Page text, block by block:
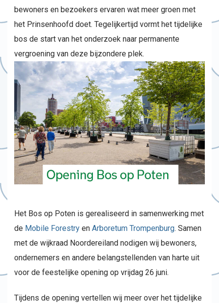
bewoners en bezoekers ervaren wat meer groen met
het Prinsenhoofd doet. Tegelijkertijd vormt het tijdelijke
bos de start van het onderzoek naar permanente
vergroening van deze bijzondere plek.
Het Bos op Poten is gerealiseerd in samenwerking met
de Mobile Forestry en Arboretum Trompenburg. Samen
met de wijkraad Noordereiland nodigen wij bewoners,
ondernemers en andere belangstellenden van harte uit
voor de feestelijke opening op vrijdag 26 juni.
Tijdens de opening vertellen wij meer over het tijdelijke